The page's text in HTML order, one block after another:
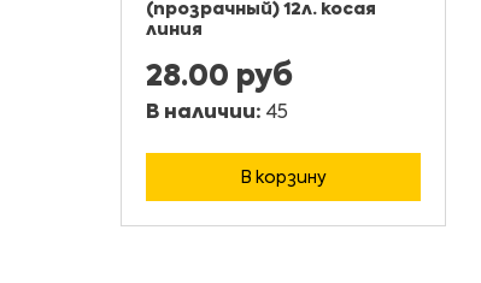
(прозрачный) 12л. косая
линия
28.00 руб
В наличии: 45
В корзину